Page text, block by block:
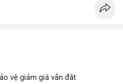
vệ giảm giá vẫn đắt